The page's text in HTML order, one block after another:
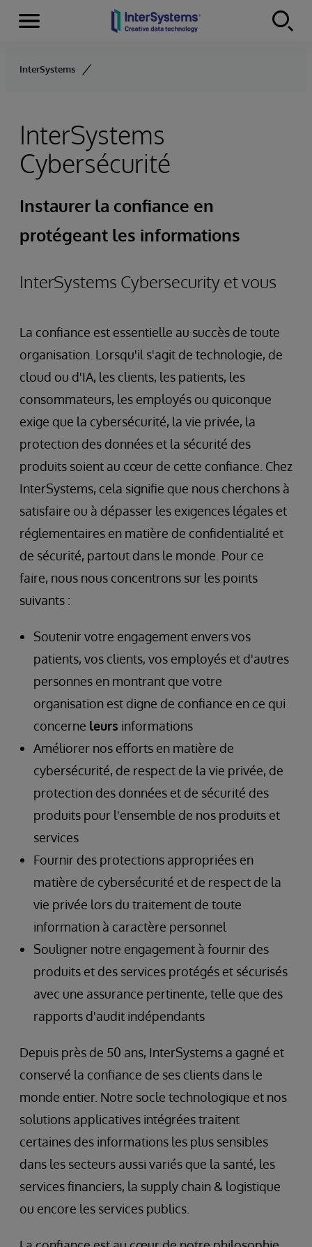
Skip to content
Menu
InterSystems
InterSystems
Cybersécurité
Instaurer la confiance en
protégeant les informations
InterSystems Cybersecurity et vous
La confiance est essentielle au succès de toute
organisation. Lorsqu'il s'agit de technologie, de
cloud ou d'IA, les clients, les patients, les
consommateurs, les employés ou quiconque
exige que la cybersécurité, la vie privée, la
protection des données et la sécurité des
produits soient au cœur de cette confiance. Chez
InterSystems, cela signifie que nous cherchons à
satisfaire ou à dépasser les exigences légales et
réglementaires en matière de confidentialité et
de sécurité, partout dans le monde. Pour ce
faire, nous nous concentrons sur les points
suivants :
Soutenir votre engagement envers vos
patients, vos clients, vos employés et d'autres
personnes en montrant que votre
organisation est digne de confiance en ce qui
concerne leurs informations
Améliorer nos efforts en matière de
cybersécurité, de respect de la vie privée, de
protection des données et de sécurité des
produits pour l'ensemble de nos produits et
services
Fournir des protections appropriées en
matière de cybersécurité et de respect de la
vie privée lors du traitement de toute
information à caractère personnel
Souligner notre engagement à fournir des
produits et des services protégés et sécurisés
avec une assurance pertinente, telle que des
rapports d'audit indépendants
Depuis près de 50 ans, InterSystems a gagné et
conservé la confiance de ses clients dans le
monde entier. Notre socle technologique et nos
solutions applicatives intégrées traitent
certaines des informations les plus sensibles
dans les secteurs aussi variés que la santé, les
services financiers, la supply chain & logistique
ou encore les services publics.